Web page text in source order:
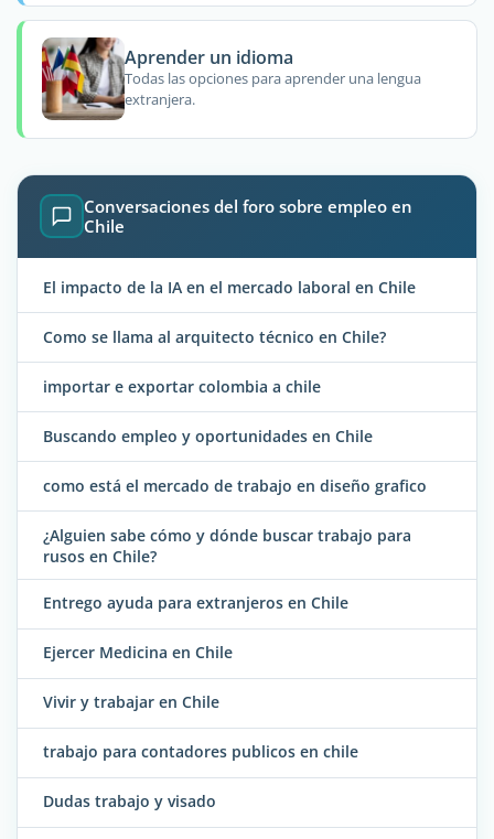
Aprender un idioma
Todas las opciones para aprender una lengua
extranjera.
Conversaciones del foro sobre empleo en
Chile
El impacto de la IA en el mercado laboral en Chile
Como se llama al arquitecto técnico en Chile?
importar e exportar colombia a chile
Buscando empleo y oportunidades en Chile
como está el mercado de trabajo en diseño grafico
¿Alguien sabe cómo y dónde buscar trabajo para
rusos en Chile?
Entrego ayuda para extranjeros en Chile
Ejercer Medicina en Chile
Vivir y trabajar en Chile
trabajo para contadores publicos en chile
Dudas trabajo y visado